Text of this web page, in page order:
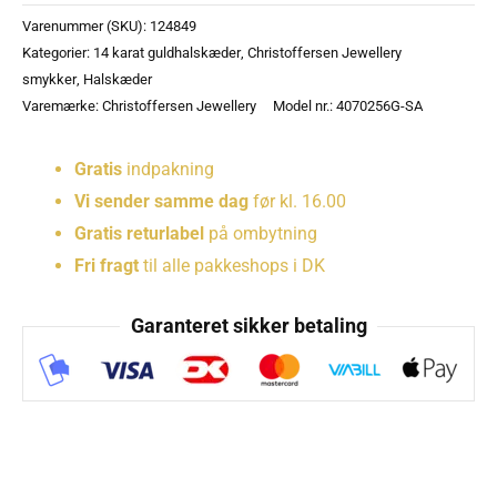
Varenummer (SKU): 124849
Kategorier: 14 karat guldhalskæder, Christoffersen Jewellery
smykker, Halskæder
Varemærke: Christoffersen Jewellery Model nr.: 4070256G-SA
Gratis indpakning
Vi sender samme dag før kl. 16.00
Gratis returlabel på ombytning
Fri fragt til alle pakkeshops i DK
Garanteret sikker betaling